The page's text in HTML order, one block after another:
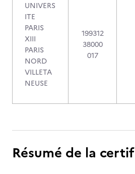
UNIVERS
ITE
PARIS
XIII
PARIS
NORD
VILLETA
NEUSE
199312
38000
017
Résumé de la